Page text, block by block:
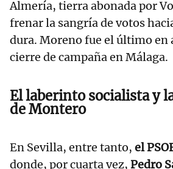
Almería, tierra abonada por
frenar la sangría de votos
dura. Moreno fue el último en
cierre de campaña en Málaga.
El laberinto socialista y
de Montero
En Sevilla, entre tanto, el
donde, por cuarta vez, Pedro